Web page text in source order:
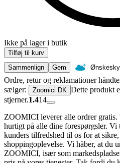
Ikke på lager i butik
Tilføj til kurv
Sammenlign
Gem
Ordre, retur og reklamationer
sælger:
Zoomici DK Dette produkt
stjerner.1.414
ZOOMICI leverer alle ordrer gratis.
hurtigt på alle dine forespørgsler. Vi
kunders tilfredshed til os for at
shoppingoplevelse. Vi håber, at du
ZOOMICI, især som